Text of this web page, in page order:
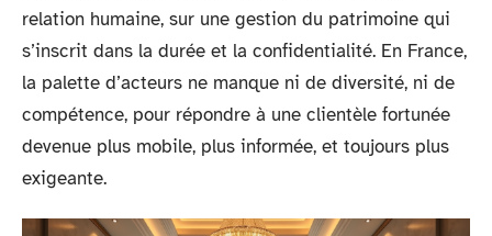
relation humaine, sur une gestion du patrimoine qui
s’inscrit dans la durée et la confidentialité. En France,
la palette d’acteurs ne manque ni de diversité, ni de
compétence, pour répondre à une clientèle fortunée
devenue plus mobile, plus informée, et toujours plus
exigeante.